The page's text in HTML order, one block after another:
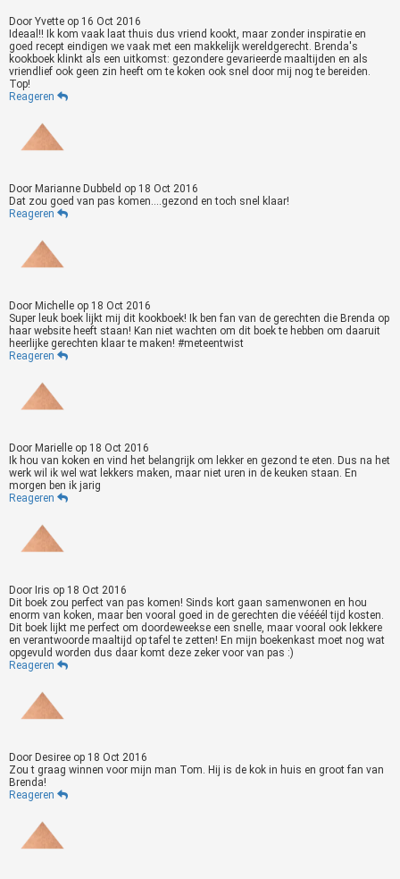
Door Yvette op 16 Oct 2016
Ideaal!! Ik kom vaak laat thuis dus vriend kookt, maar zonder inspiratie en
goed recept eindigen we vaak met een makkelijk wereldgerecht. Brenda's
kookboek klinkt als een uitkomst: gezondere gevarieerde maaltijden en als
vriendlief ook geen zin heeft om te koken ook snel door mij nog te bereiden.
Top!
Reageren
Door Marianne Dubbeld op 18 Oct 2016
Dat zou goed van pas komen....gezond en toch snel klaar!
Reageren
Door Michelle op 18 Oct 2016
Super leuk boek lijkt mij dit kookboek! Ik ben fan van de gerechten die Brenda op
haar website heeft staan! Kan niet wachten om dit boek te hebben om daaruit
heerlijke gerechten klaar te maken! #meteentwist
Reageren
Door Marielle op 18 Oct 2016
Ik hou van koken en vind het belangrijk om lekker en gezond te eten. Dus na het
werk wil ik wel wat lekkers maken, maar niet uren in de keuken staan. En
morgen ben ik jarig
Reageren
Door Iris op 18 Oct 2016
Dit boek zou perfect van pas komen! Sinds kort gaan samenwonen en hou
enorm van koken, maar ben vooral goed in de gerechten die véééél tijd kosten.
Dit boek lijkt me perfect om doordeweekse een snelle, maar vooral ook lekkere
en verantwoorde maaltijd op tafel te zetten! En mijn boekenkast moet nog wat
opgevuld worden dus daar komt deze zeker voor van pas :)
Reageren
Door Desiree op 18 Oct 2016
Zou t graag winnen voor mijn man Tom. Hij is de kok in huis en groot fan van
Brenda!
Reageren